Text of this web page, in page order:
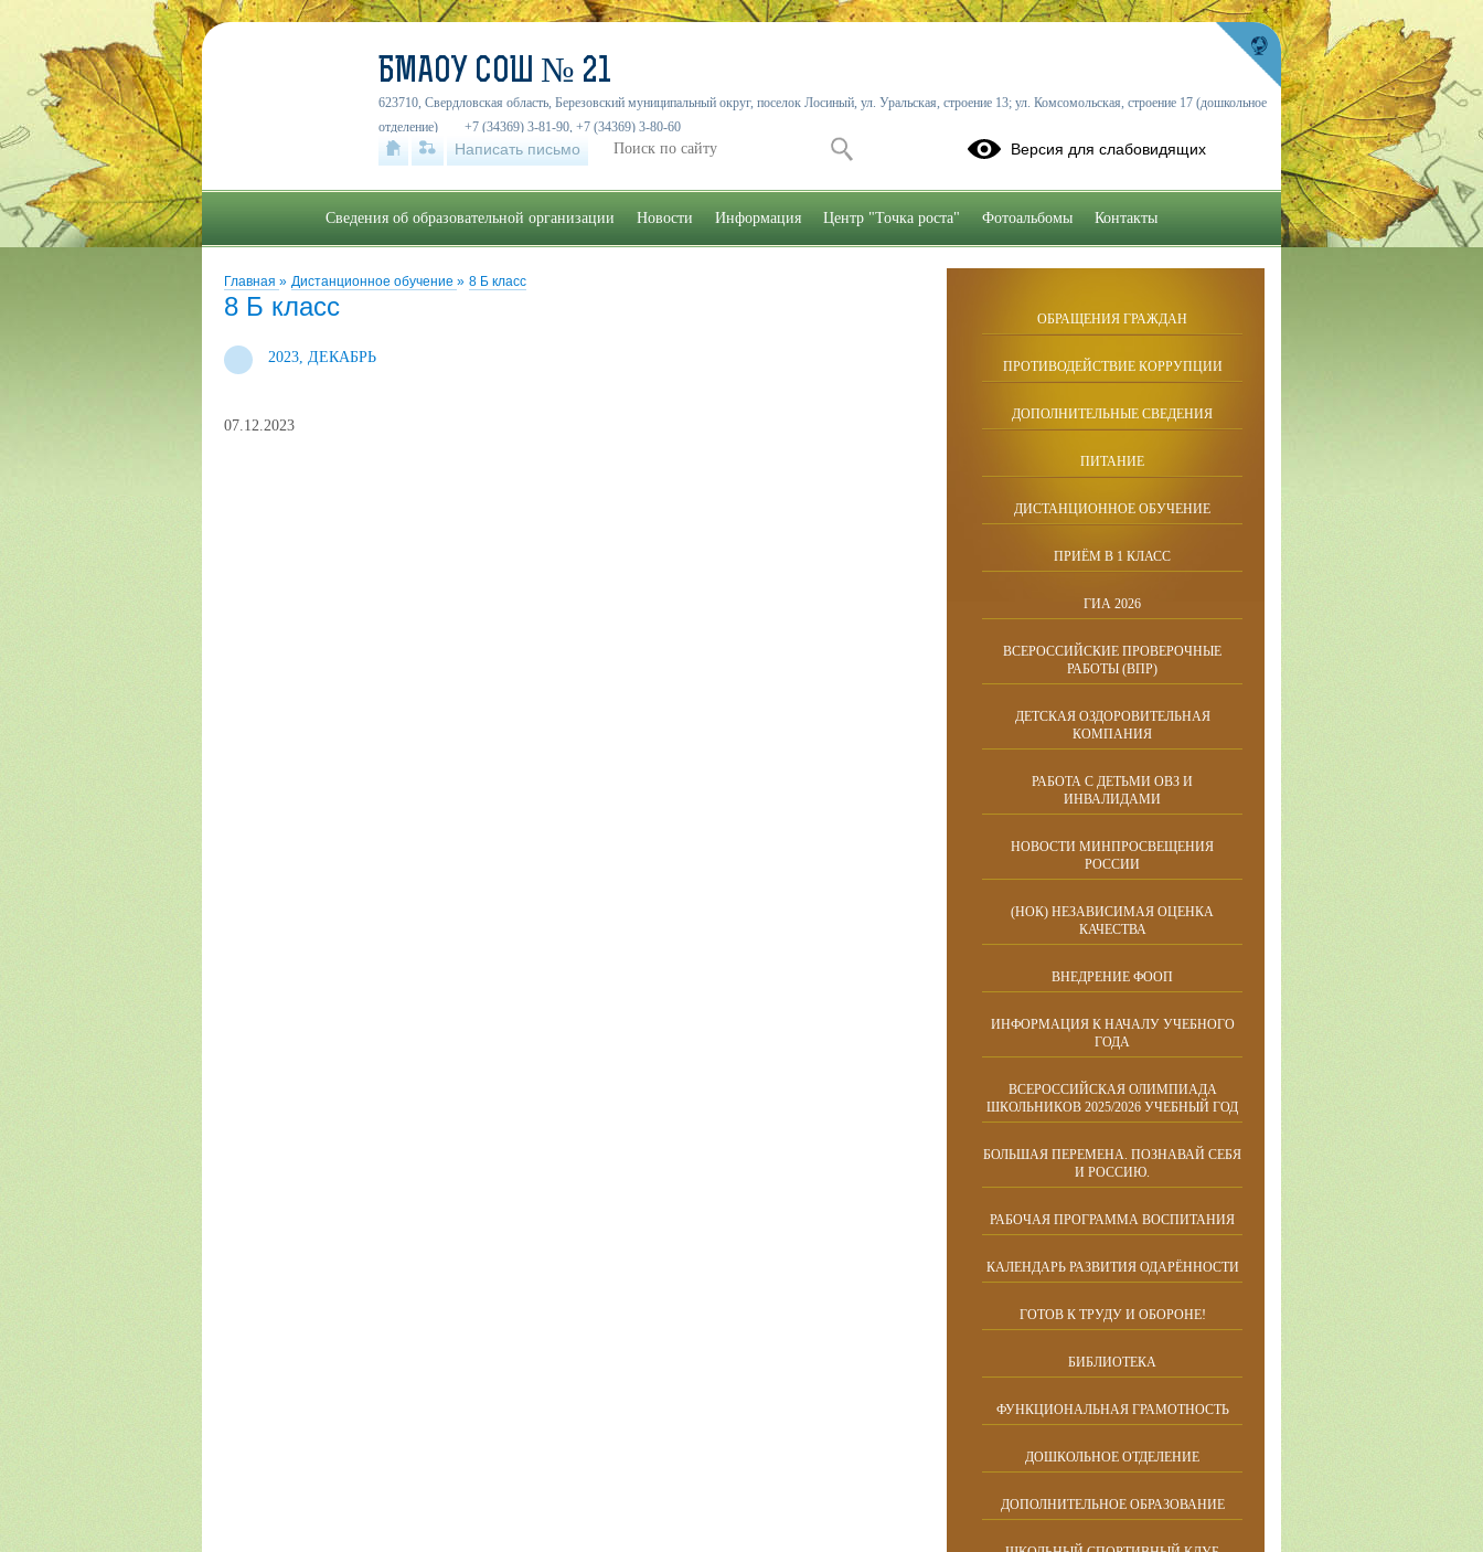
Главная » Дистанционное обучение » 8 Б класс
8 Б класс
2023, ДЕКАБРЬ
07.12.2023
ОБРАЩЕНИЯ ГРАЖДАН
ПРОТИВОДЕЙСТВИЕ КОРРУПЦИИ
ДОПОЛНИТЕЛЬНЫЕ СВЕДЕНИЯ
ПИТАНИЕ
ДИСТАНЦИОННОЕ ОБУЧЕНИЕ
ПРИЁМ В 1 КЛАСС
ГИА 2026
ВСЕРОССИЙСКИЕ ПРОВЕРОЧНЫЕ
РАБОТЫ (ВПР)
ДЕТСКАЯ ОЗДОРОВИТЕЛЬНАЯ
КОМПАНИЯ
РАБОТА С ДЕТЬМИ ОВЗ И
ИНВАЛИДАМИ
НОВОСТИ МИНПРОСВЕЩЕНИЯ
РОССИИ
(НОК) НЕЗАВИСИМАЯ ОЦЕНКА
КАЧЕСТВА
ВНЕДРЕНИЕ ФООП
ИНФОРМАЦИЯ К НАЧАЛУ УЧЕБНОГО
ГОДА
ВСЕРОССИЙСКАЯ ОЛИМПИАДА
ШКОЛЬНИКОВ 2025/2026 УЧЕБНЫЙ ГОД
БОЛЬШАЯ ПЕРЕМЕНА. ПОЗНАВАЙ СЕБЯ
И РОССИЮ.
РАБОЧАЯ ПРОГРАММА ВОСПИТАНИЯ
КАЛЕНДАРЬ РАЗВИТИЯ ОДАРЁННОСТИ
ГОТОВ К ТРУДУ И ОБОРОНЕ!
БИБЛИОТЕКА
ФУНКЦИОНАЛЬНАЯ ГРАМОТНОСТЬ
ДОШКОЛЬНОЕ ОТДЕЛЕНИЕ
ДОПОЛНИТЕЛЬНОЕ ОБРАЗОВАНИЕ
БМАОУ СОШ № 21
623710, Свердловская область, Березовский муниципальный округ, поселок Лосиный, ул. Уральская, строение 13; ул. Комсомольская, строение 17 (дошкольное
отделение)
+7 (34369) 3-81-90, +7 (34369) 3-80-60
Написать письмо Версия для слабовидящих
Сведения об образовательной организации Новости Информация Центр "Точка роста" Фотоальбомы Контакты